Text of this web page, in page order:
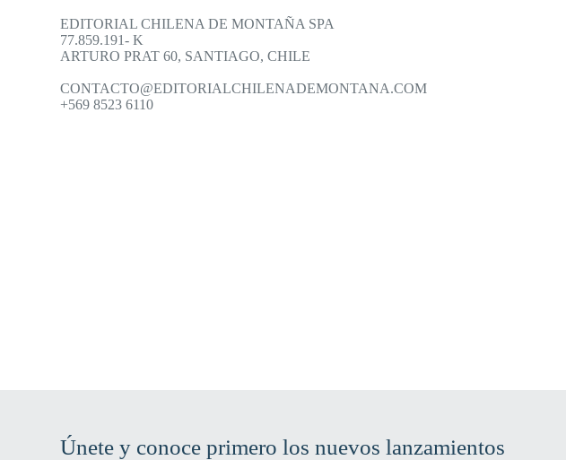
EDITORIAL CHILENA DE MONTAÑA SPA
77.859.191- K
ARTURO PRAT 60, SANTIAGO, CHILE
CONTACTO@EDITORIALCHILENADEMONTANA.COM
+569 8523 6110
Únete y conoce primero los nuevos lanzamientos